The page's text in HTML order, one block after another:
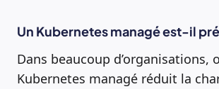
Un Kubernetes managé est-il
Dans beaucoup d’organisations,
Kubernetes managé réduit la